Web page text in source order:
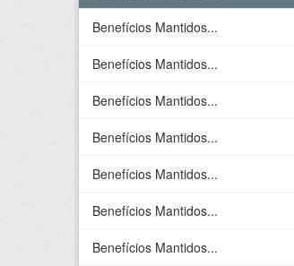
Benefícios Mantidos...
Benefícios Mantidos...
Benefícios Mantidos...
Benefícios Mantidos...
Benefícios Mantidos...
Benefícios Mantidos...
Benefícios Mantidos...